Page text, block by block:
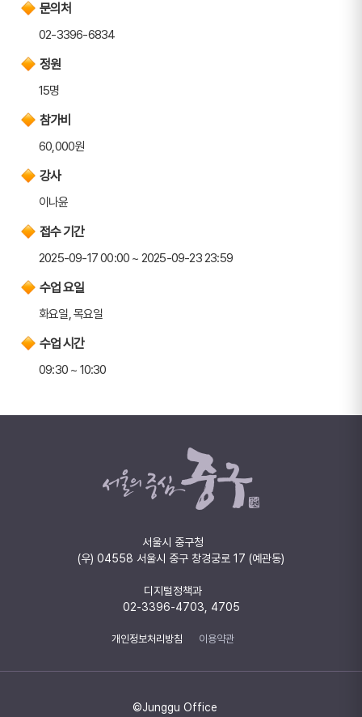
문의처
02-3396-6834
정원
15명
참가비
60,000원
강사
이나윤
접수 기간
2025-09-17 00:00 ~ 2025-09-23 23:59
수업 요일
화요일, 목요일
수업 시간
09:30 ~ 10:30
서울시 중구청
(우) 04558 서울시 중구 창경궁로 17 (예관동)
디지털정책과
02-3396-4703, 4705
개인정보처리방침 이용약관
©Junggu Office